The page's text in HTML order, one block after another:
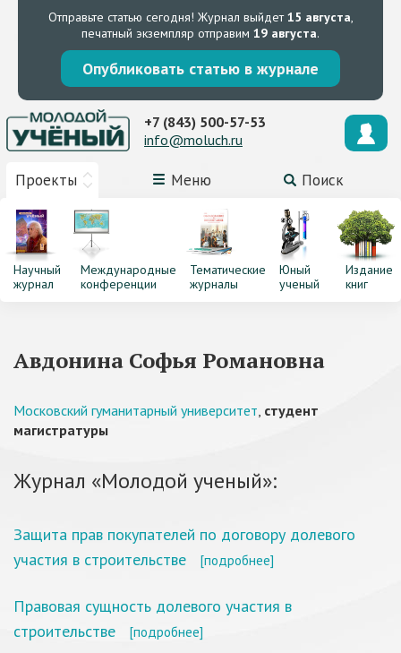
Отправьте статью сегодня! Журнал выйдет15 августа,
печатный экземпляр отправим 19 августа.
Опубликовать статью в журнале
Проекты Меню Поиск
+7 (843) 500-57-53
info@moluch.ru
Научный
журнал
Международные
конференции
Тематические
журналы
Юный
ученый
Издание
книг
Авдонина Софья Романовна
Московский гуманитарный университет, студент
магистратуры
Журнал «Молодой ученый»:
Защита прав покупателей по договору долевого
участия в строительстве
[подробнее]
Правовая сущность долевого участия в
строительстве
[подробнее]